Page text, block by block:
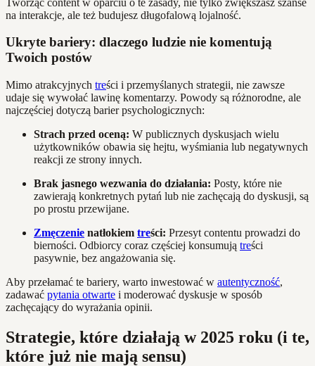
na interakcje, ale też budujesz długofalową lojalność.
Ukryte bariery: dlaczego ludzie nie komentują
Twoich postów
Mimo atrakcyjnych treści i przemyślanych strategii, nie zawsze
udaje się wywołać lawinę komentarzy. Powody są różnorodne, ale
najczęściej dotyczą barier psychologicznych:
Strach przed oceną: W publicznych dyskusjach wielu
użytkowników obawia się hejtu, wyśmiania lub negatywnych
reakcji ze strony innych.
Brak jasnego wezwania do działania: Posty, które nie
zawierają konkretnych pytań lub nie zachęcają do dyskusji, są
po prostu przewijane.
Zmęczenie natłokiem treści: Przesyt contentu prowadzi do
bierności. Odbiorcy coraz częściej konsumują treści
pasywnie, bez angażowania się.
Aby przełamać te bariery, warto inwestować w autentyczność,
zadawać pytania otwarte i moderować dyskusje w sposób
zachęcający do wyrażania opinii.
Strategie, które działają w 2025 roku (i te,
które już nie mają sensu)